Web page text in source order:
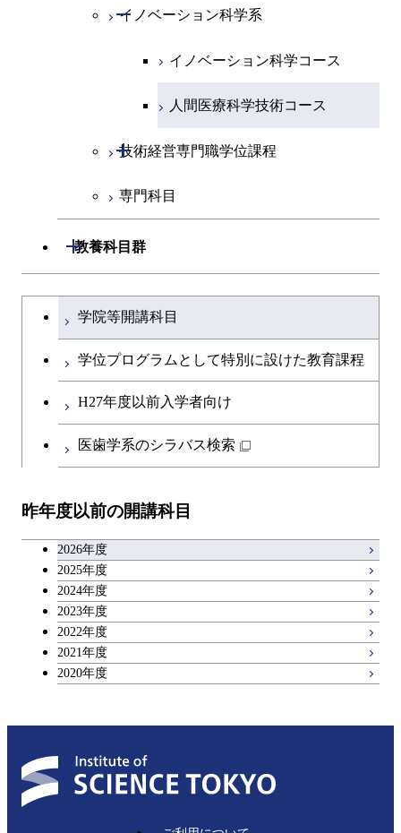
超スマート社会卓越コース
超スマート社会卓越コース
物質・情報卓越コース
地球生命コース
人間医療科学技術コース
物質・情報卓越コース
人間医療科学技術コース
物質・情報卓越コース
超スマート社会卓越コース
エネルギーコース
エネルギー・情報コース
エンジニアリングデザイン
物質・情報卓越コース
社会・人間科学コース
超スマート社会卓越コース
イノベーション科学系
開閉
イノベーション科学コース
人間医療科学技術コース
技術経営専門職学位課程
開閉
技術経営専門職学位課程
専門科目
教養科目群
開閉
文系教養科目
英語科目
第二外国語科目
キャリア科目
大学院課程を切り替える
学院等開講科目
学位プログラムとして特別に設けた教育課程
H27年度以前入学者向け
医歯学系のシラバス検索
昨年度以前の開講科目
2026年度
2025年度
2024年度
2023年度
2022年度
2021年度
2020年度